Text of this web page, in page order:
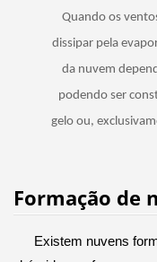
Quando os
dissipar pela
da nuvem
podendo ser
gelo ou,
Formação de
Existem nuvens